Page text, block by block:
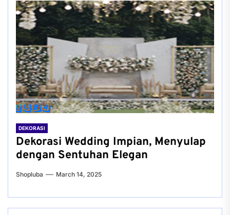
DEKORASI
Dekorasi Wedding Impian, Menyulap
dengan Sentuhan Elegan
Shopluba March 14, 2025